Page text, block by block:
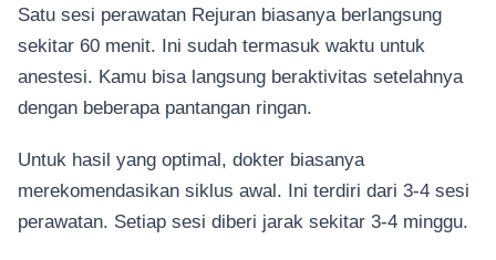
Satu sesi perawatan Rejuran biasanya berlangsung
sekitar 60 menit. Ini sudah termasuk waktu untuk
anestesi. Kamu bisa langsung beraktivitas setelahnya
dengan beberapa pantangan ringan.
Untuk hasil yang optimal, dokter biasanya
merekomendasikan siklus awal. Ini terdiri dari 3-4 sesi
perawatan. Setiap sesi diberi jarak sekitar 3-4 minggu.